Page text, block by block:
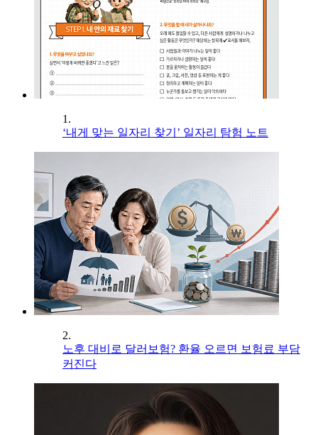
1.
‘내게 맞는 일자리 찾기’ 일자리 탐험 노트
2.
노후 대비로 달러보험? 환율 오르면 보험료 부담
커진다